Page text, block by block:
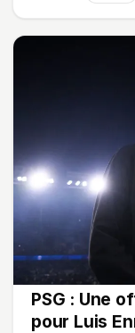
PSG : Une
pour Luis